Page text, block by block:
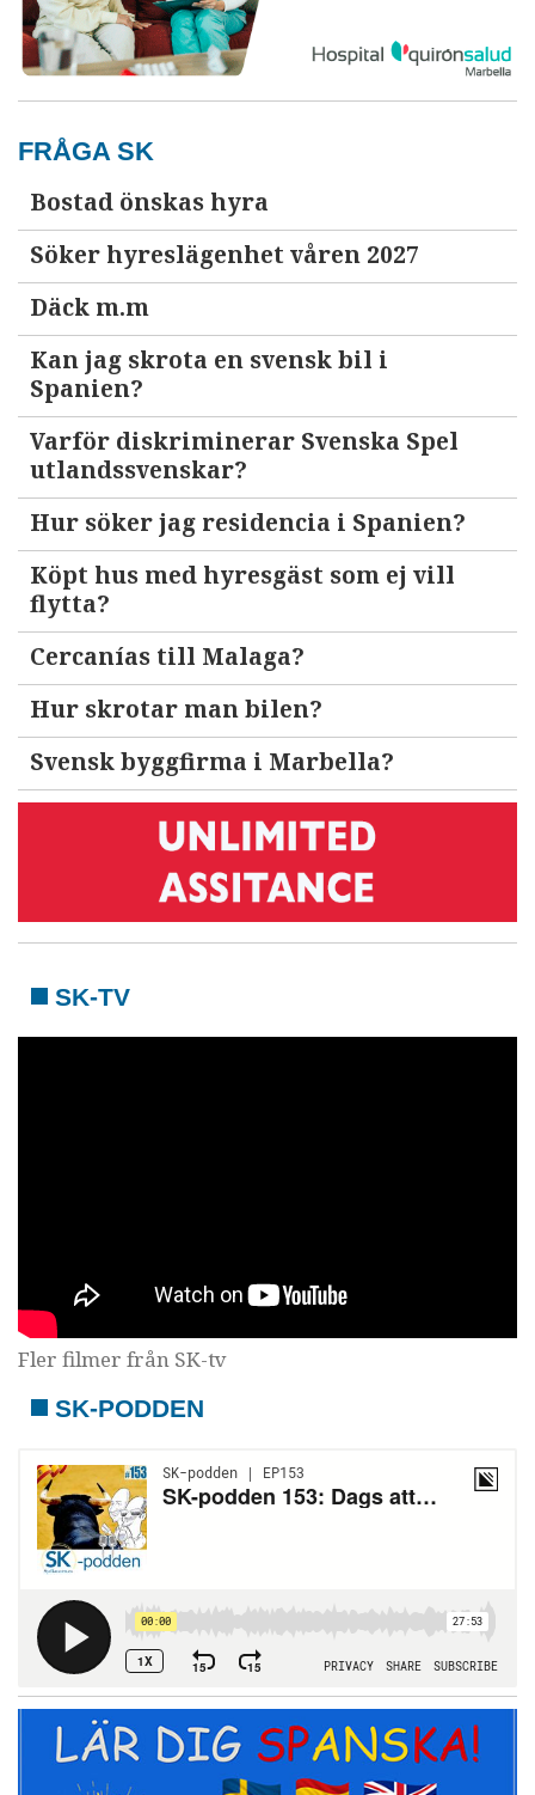
FRÅGA SK
Bostad önskas hyra
Söker hyreslägenhet våren 2027
Däck m.m
Kan jag skrota en svensk bil i
Spanien?
Varför diskriminerar Svenska Spel
utlandssvenskar?
Hur söker jag residencia i Spanien?
Köpt hus med hyresgäst som ej vill
flytta?
Cercanías till Malaga?
Hur skrotar man bilen?
Svensk byggfirma i Marbella?
SK-TV
Fler filmer från SK-tv
SK-PODDEN